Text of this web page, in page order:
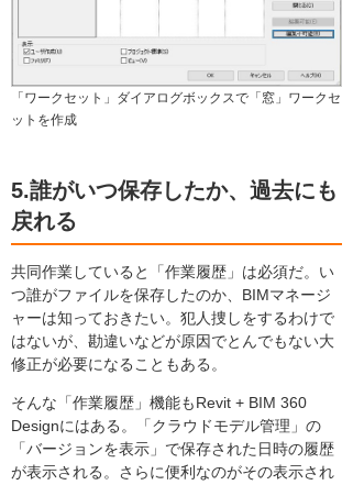
「ワークセット」ダイアログボックスで「窓」ワークセ
ットを作成
5.誰がいつ保存したか、過去にも
戻れる
共同作業していると「作業履歴」は必須だ。い
つ誰がファイルを保存したのか、BIMマネージ
ャーは知っておきたい。犯人捜しをするわけで
はないが、勘違いなどが原因でとんでもない大
修正が必要になることもある。
そんな「作業履歴」機能もRevit + BIM 360
Designにはある。「クラウドモデル管理」の
「バージョンを表示」で保存された日時の履歴
が表示される。さらに便利なのがその表示され